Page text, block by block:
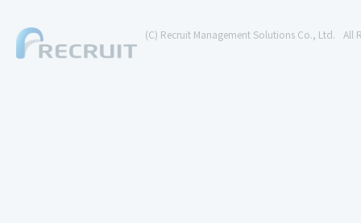
(C) Recruit Management Solutions Co., Ltd. All